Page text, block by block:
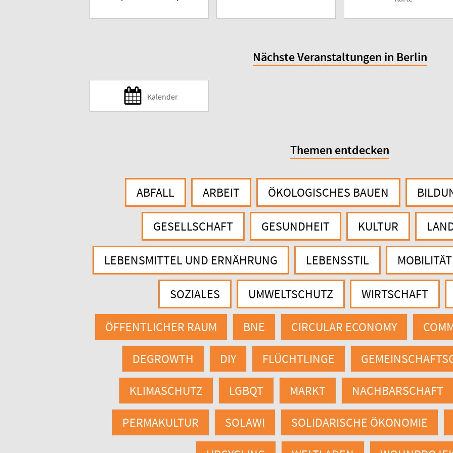
Nächste Veranstaltungen in Berlin
Kalender
Themen entdecken
ABFALL ARBEIT ÖKOLOGISCHES BAUEN
GESELLSCHAFT GESUNDHEIT KULTUR
LEBENSMITTEL UND ERNÄHRUNG LEBENSSTIL MOBILITÄT
SOZIALES UMWELTSCHUTZ WIRTSCHAFT
ÖFFENTLICHER RAUM BNE CIRCULAR ECONOMY
DEGROWTH DIY FLÜCHTLINGE
KLIMASCHUTZ LGBQT MARKT NACHBARSCHAFT
PERMAKULTUR SOLAWI SOLIDARISCHE ÖKONOMIE